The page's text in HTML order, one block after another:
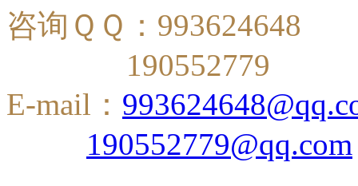
咨询ＱＱ：993624648
190552779
E-mail：
190552779@qq.com